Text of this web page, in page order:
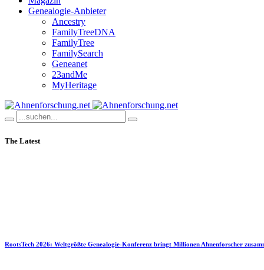
Genealogie-Anbieter
Ancestry
FamilyTreeDNA
FamilyTree
FamilySearch
Geneanet
23andMe
MyHeritage
The Latest
RootsTech 2026: Weltgrößte Genealogie-Konferenz bringt Millionen Ahnenforscher